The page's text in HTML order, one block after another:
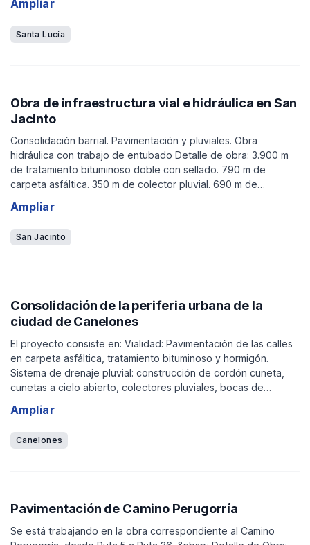
Ampliar
Santa Lucía
Obra de infraestructura vial e hidráulica en San
Jacinto
Consolidación barrial. Pavimentación y pluviales. Obra
hidráulica con trabajo de entubado Detalle de obra: 3.900 m
de tratamiento bituminoso doble con sellado. 790 m de
carpeta asfáltica. 350 m de colector pluvial. 690 m de
Ampliar
San Jacinto
Consolidación de la periferia urbana de la
ciudad de Canelones
El proyecto consiste en: Vialidad: Pavimentación de las calles
en carpeta asfáltica, tratamiento bituminoso y hormigón.
Sistema de drenaje pluvial: construcción de cordón cuneta,
cunetas a cielo abierto, colectores pluviales, bocas de
Instalación de 430 nuevas luminarias
Ampliar
Canelones
Pavimentación de Camino Perugorría
Se está trabajando en la obra correspondiente al Camino